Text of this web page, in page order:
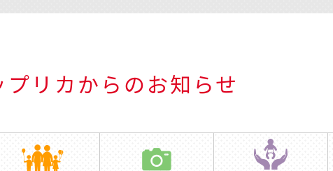
プリカからのお知らせ